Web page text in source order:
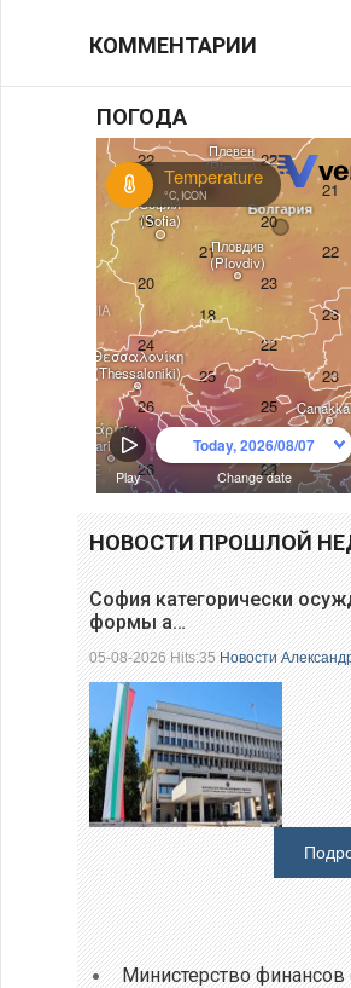
КОММЕНТАРИИ
ПОГОДА
НОВОСТИ ПРОШЛОЙ
София категорически
формы а…
05-08-2026 Hits:35Новости
Министерство